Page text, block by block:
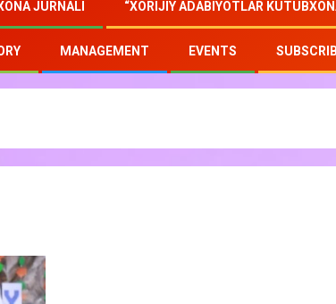
JURNALI “XORIJIY ADABIYOTLAR
MANAGEMENT EVENTS